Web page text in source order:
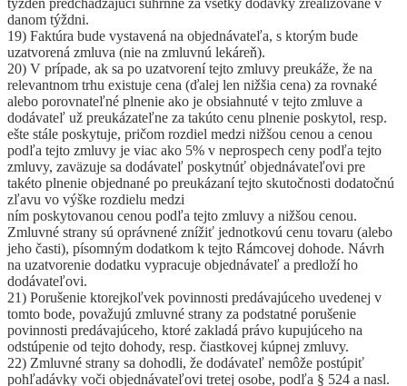
danom týždni.
19) Faktúra bude vystavená na objednávateľa, s ktorým bude
uzatvorená zmluva (nie na zmluvnú lekáreň).
20) V prípade, ak sa po uzatvorení tejto zmluvy preukáže, že na
relevantnom trhu existuje cena (ďalej len nižšia cena) za rovnaké
alebo porovnateľné plnenie ako je obsiahnuté v tejto zmluve a
dodávateľ už preukázateľne za takúto cenu plnenie poskytol, resp.
ešte stále poskytuje, pričom rozdiel medzi nižšou cenou a cenou
podľa tejto zmluvy je viac ako 5% v neprospech ceny podľa tejto
zmluvy, zaväzuje sa dodávateľ poskytnúť objednávateľovi pre
takéto plnenie objednané po preukázaní tejto skutočnosti dodatočnú
zľavu vo výške rozdielu medzi
ním poskytovanou cenou podľa tejto zmluvy a nižšou cenou.
Zmluvné strany sú oprávnené znížiť jednotkovú cenu tovaru (alebo
jeho časti), písomným dodatkom k tejto Rámcovej dohode. Návrh
na uzatvorenie dodatku vypracuje objednávateľ a predloží ho
dodávateľovi.
21) Porušenie ktorejkoľvek povinnosti predávajúceho uvedenej v
tomto bode, považujú zmluvné strany za podstatné porušenie
povinnosti predávajúceho, ktoré zakladá právo kupujúceho na
odstúpenie od tejto dohody, resp. čiastkovej kúpnej zmluvy.
22) Zmluvné strany sa dohodli, že dodávateľ nemôže postúpiť
pohľadávky voči objednávateľovi tretej osobe, podľa § 524 a nasl.